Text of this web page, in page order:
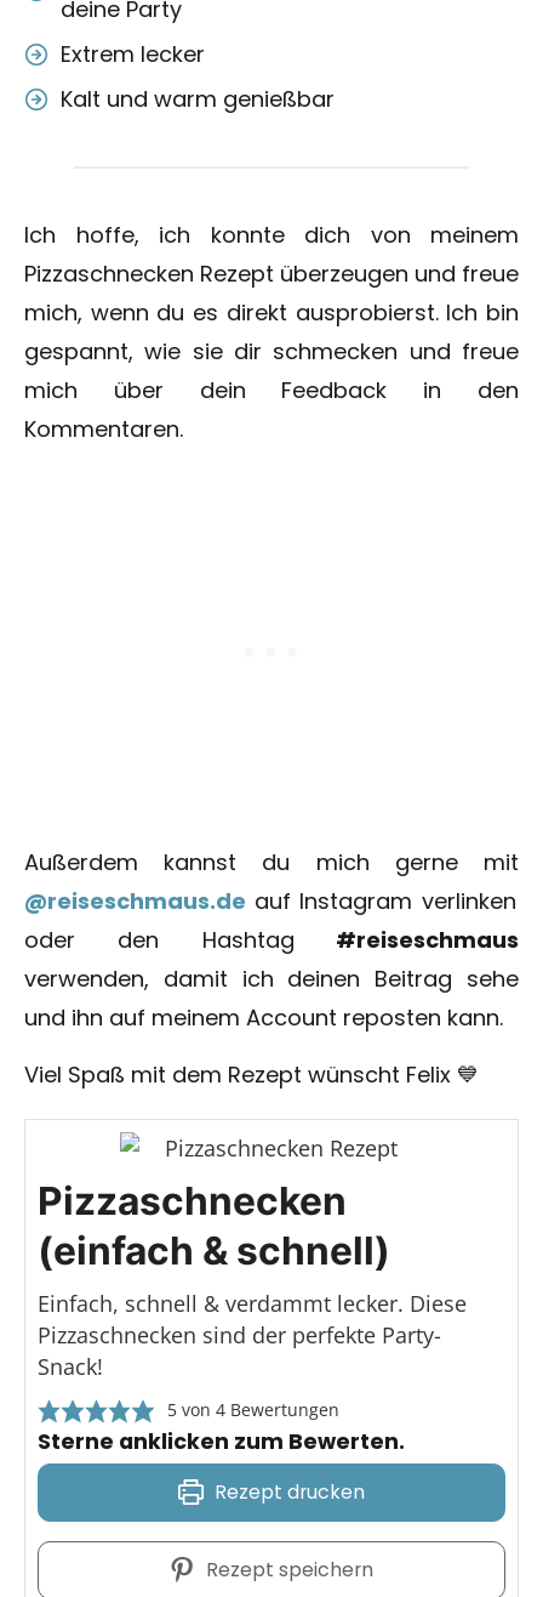
deine Party
Extrem lecker
Kalt und warm genießbar
Ich hoffe, ich konnte dich von meinem
Pizzaschnecken Rezept überzeugen und freue
mich, wenn du es direkt ausprobierst. Ich bin
gespannt, wie sie dir schmecken und freue
mich über dein Feedback in den
Kommentaren.
Außerdem kannst du mich gerne mit
@reiseschmaus.de auf Instagram verlinken
oder den Hashtag #reiseschmaus
verwenden, damit ich deinen Beitrag sehe
und ihn auf meinem Account reposten kann.
Viel Spaß mit dem Rezept wünscht Felix 💙
Pizzaschnecken
(einfach & schnell)
Einfach, schnell & verdammt lecker. Diese
Pizzaschnecken sind der perfekte Party-
Snack!
5von 4Bewertungen
Sterne anklicken zum Bewerten.
Rezept drucken
Rezept speichern